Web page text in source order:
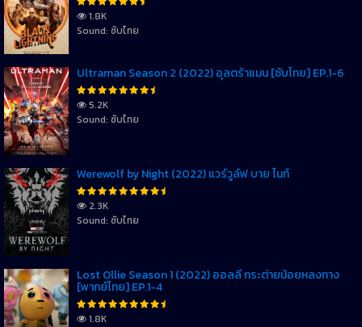
1.8K
Sound: ซับไทย
Ultraman Season 2 (2022) อุลตร้าแมน [ซับไทย] EP.1-6
5.2K
Sound: ซับไทย
Werewolf by Night (2022) แวร์วูล์ฟ บาย ไนท์
2.3K
Sound: ซับไทย
Lost Ollie Season 1 (2022) ออลลี่ กระต่ายน้อยหลงทาง
[พากย์ไทย] EP.1-4
1.8K